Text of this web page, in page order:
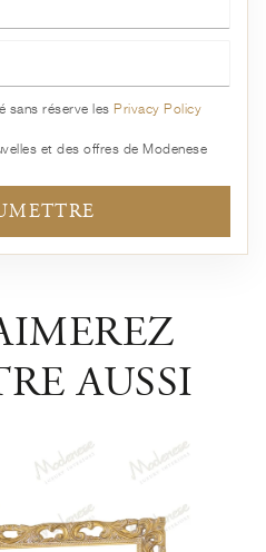
sans réserve lesPrivacy Policy
et des offres de Modenese
AUSSI